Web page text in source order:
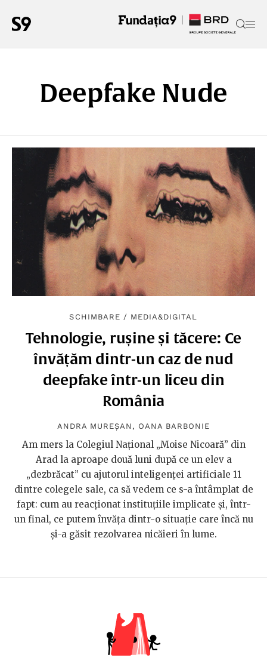
Deepfake Nude
SCHIMBARE / MEDIA&DIGITAL
Tehnologie, rușine și tăcere: Ce
învățăm dintr-un caz de nud
deepfake într-un liceu din
România
ANDRA MUREȘAN , OANA BARBONIE
Am mers la Colegiul Național „Moise Nicoară” din
Arad la aproape două luni după ce un elev a
„dezbrăcat” cu ajutorul inteligenței artificiale 11
dintre colegele sale, ca să vedem ce s-a întâmplat de
fapt: cum au reacționat instituțiile implicate și, într-
un final, ce putem învăța dintr-o situație care încă nu
și-a găsit rezolvarea nicăieri în lume.